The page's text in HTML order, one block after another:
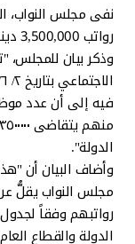
رواتب 3,500,000 دينار.
وذكر بيان للمجلس،
الدولة".
وأضاف البيان أن
مجلس النواب يقلُّ
رواتبهم وفقاً